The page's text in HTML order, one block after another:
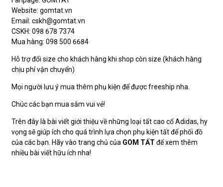
Website: gomtat.vn
Email: cskh@gomtat.vn
CSKH: 098 678 7374
Mua hàng: 098 500 6684
Hỗ trợ đổi size cho khách hàng khi shop còn size (khách hàng
chịu phí vận chuyển)
Mọi người lưu ý mua thêm phụ kiện để được freeship nha.
Chúc các bạn mua sắm vui vẻ!
Trên đây là bài viết giới thiệu về những loại tất cao cổ Adidas, hy
vọng sẽ giúp ích cho quá trình lựa chọn phụ kiện tất để phối đồ
của các bạn. Hãy vào trang chủ của GOM TẤT để xem thêm
nhiều bài viết hữu ích nha!